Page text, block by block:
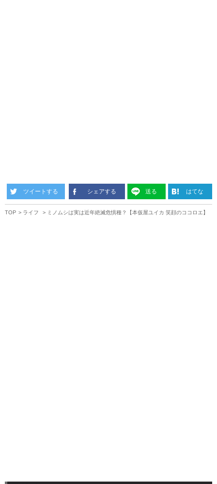
ツイートする シェアする 送る はてな
TOP ライフ ミノムシは実は近年絶滅危惧種？【本仮屋ユイカ 笑顔のココロエ】